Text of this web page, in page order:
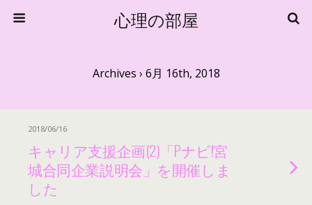
心理の部屋
Archives › 6月 16th, 2018
2018/06/16
キャリア支援企画(2)「Pナビ!宮
城合同企業説明会」を開催しま
した